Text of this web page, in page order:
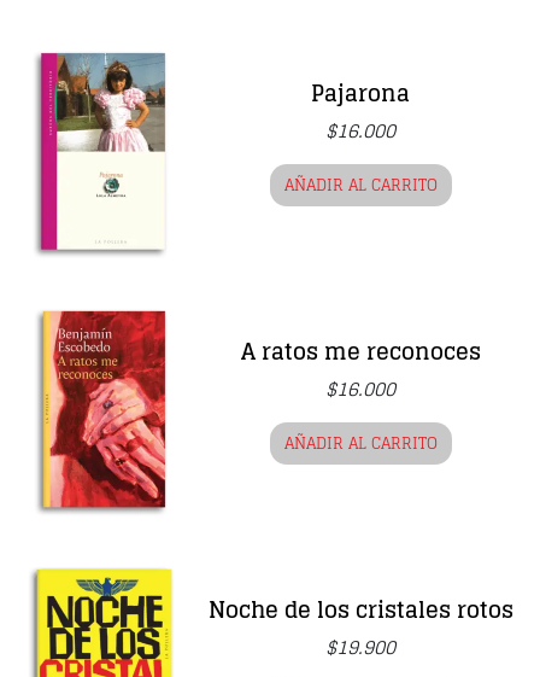
Pajarona
$16.000
AÑADIR AL CARRITO
A ratos me reconoces
$16.000
AÑADIR AL CARRITO
Noche de los cristales rotos
$19.900